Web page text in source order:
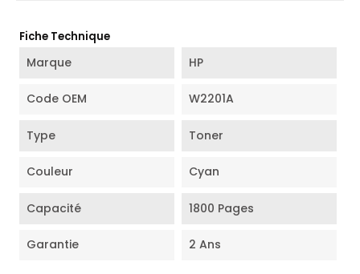
Fiche Technique
Marque HP
Code OEM W2201A
Type Toner
Couleur Cyan
Capacité 1800 Pages
Garantie 2 Ans